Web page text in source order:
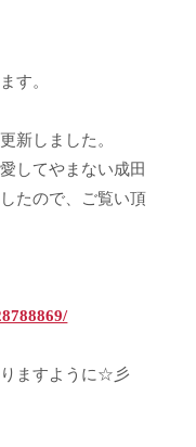
す。
新しました。
してやまない成田
たので、ご覧い頂
ますように☆彡